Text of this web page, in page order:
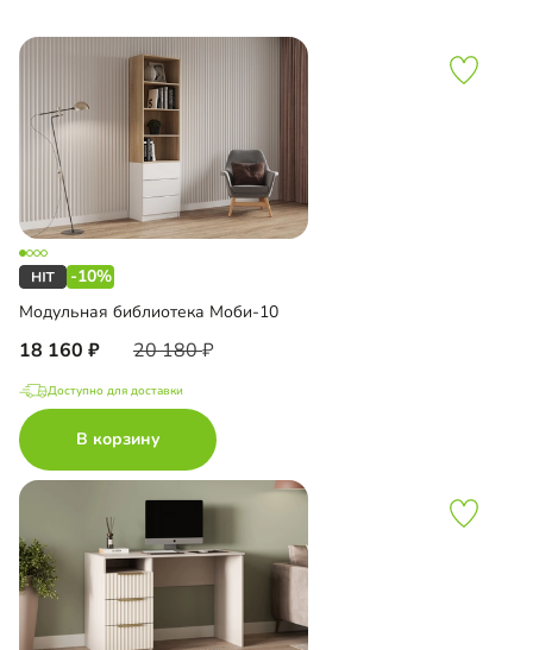
-10%
Модульная библиотека Моби-10
18 160 20 180
Доступно для доставки
В корзину